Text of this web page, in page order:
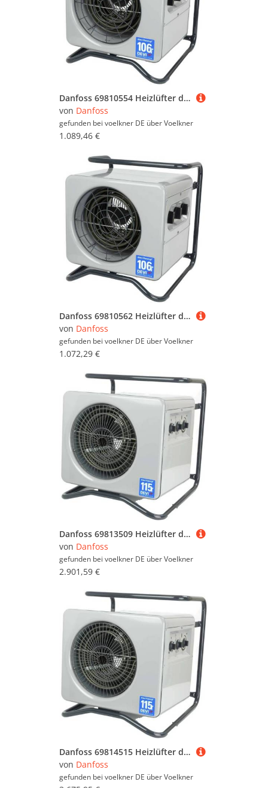
Danfoss 69810554 Heizlüfter devitemp 103 T Grau
von Danfoss
gefunden bei voelkner DE überVoelkner
1.089,46 €
Danfoss 69810562 Heizlüfter devitemp 303 T Grau
von Danfoss
gefunden bei voelkner DE überVoelkner
1.072,29 €
Danfoss 69813509 Heizlüfter devitemp 115 T Grau
von Danfoss
gefunden bei voelkner DE überVoelkner
2.901,59 €
Danfoss 69814515 Heizlüfter devitemp 121 T Grau
von Danfoss
gefunden bei voelkner DE überVoelkner